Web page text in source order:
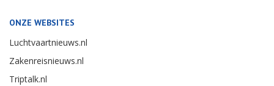
ONZE WEBSITES
Luchtvaartnieuws.nl
Zakenreisnieuws.nl
Triptalk.nl